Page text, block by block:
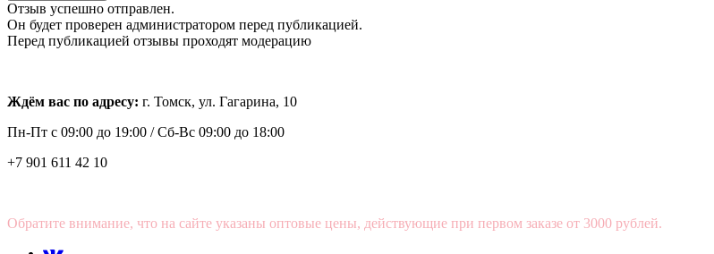
Отзыв успешно отправлен.
Он будет проверен администратором перед публикацией.
Перед публикацией отзывы проходят модерацию
Ждём вас по адресу: г. Томск, ул. Гагарина, 10
Пн-Пт с 09:00 до 19:00 /Сб-Вс 09:00 до 18:00
+7 901 611 42 10
Обратите внимание, что на сайте указаны оптовые цены, действующие при первом заказе от 3000 рублей.